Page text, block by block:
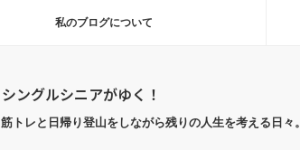
私のブログについて
シングルシニアがゆく！
トレと日帰り登山をしながら残りの人生を考える日々。